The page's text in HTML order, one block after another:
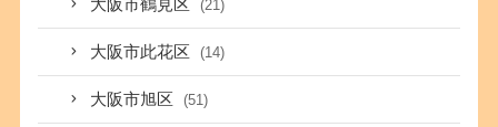
大阪市鶴見区 (21)
大阪市此花区 (14)
大阪市旭区 (51)